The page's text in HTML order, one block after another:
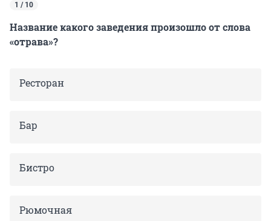
1 / 10
Название какого заведения произошло от слова
«отрава»?
Ресторан
Бар
Бистро
Рюмочная